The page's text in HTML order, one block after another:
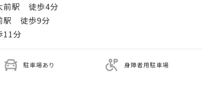
前駅 徒歩4分
駅 徒歩9分
分
駐車場あり 身障者用駐車場